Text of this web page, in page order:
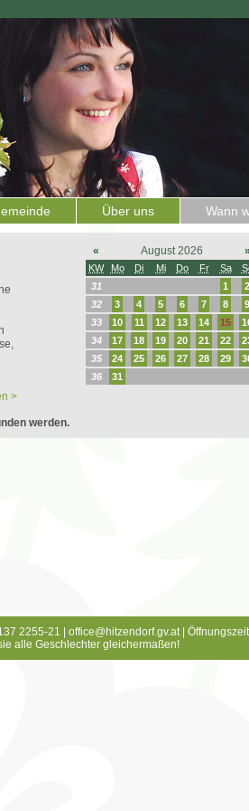
Über uns Wann
>
« August 2026 »
KW Mo Di Mi Do Fr Sa
31
1
2
32
3 4 5 6 7 8
9
33
10 11 12 13 14 15
34
17 18 19 20 21 22
35
24 25 26 27 28 29
36
31
werden.
2255-21 | office@hitzendorf.gv.at|
alle Geschlechter gleichermaßen!